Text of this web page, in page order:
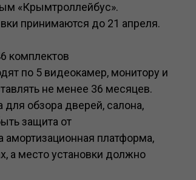
«Крымтроллейбус».
принимаются до 21 апреля.
комплектов
по 5 видеокамер, монитору и
не менее 36 месяцев.
обзора дверей, салона,
защита от
амортизационная платформа,
а место установки должно